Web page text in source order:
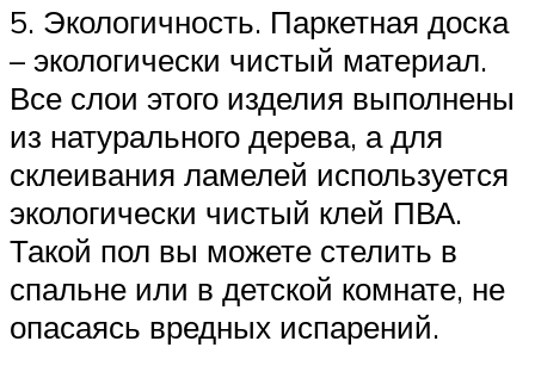
5. Экологичность. Паркетная доска
– экологически чистый материал.
Все слои этого изделия выполнены
из натурального дерева, а для
склеивания ламелей используется
экологически чистый клей ПВА.
Такой пол вы можете стелить в
спальне или в детской комнате, не
опасаясь вредных испарений.